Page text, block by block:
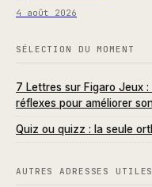
4 août 2026
SÉLECTION DU MOMENT
7 Lettres sur Figaro Jeux
réflexes pour améliorer
Quiz ou quizz : la seule
AUTRES ADRESSES UTILES